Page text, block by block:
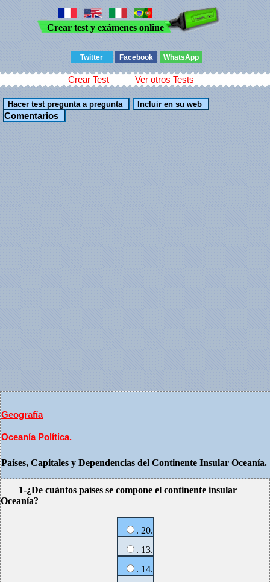
Crear test y exámenes online
Twitter Facebook WhatsApp
Crear Test Ver otros Tests
Comentarios
Geografía
Oceanía Política.
Países, Capitales y Dependencias del Continente Insular Oceanía.
1-¿De cuántos países se compone el continente insular
Oceanía?
. 20.
. 13.
. 14.